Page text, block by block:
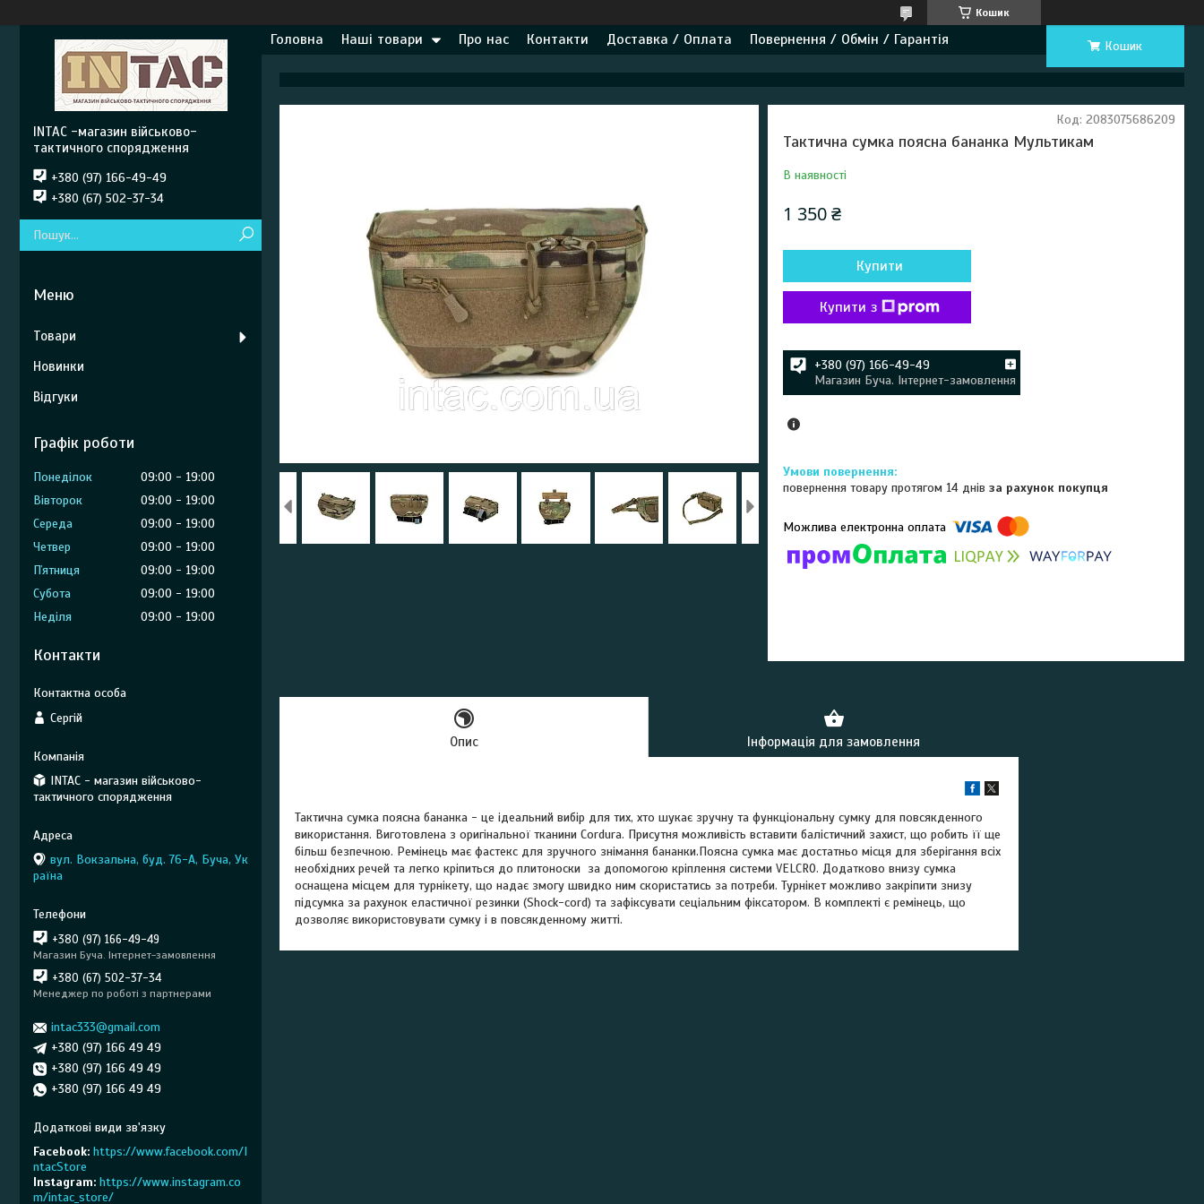
Кошик
Головна Наші товари Про нас Контакти Доставка / Оплата Повернення / Обмін / Гарантія Кошик
Тактична сумка поясна бананка Мультикам
В наявності
Код: 2083075686209
1 350 ₴
Купити
Купити з
+380 (97) 166-49-49
Магазин Буча. Інтернет-замовлення
повернення товару протягом 14 днівза рахунок покупця
Опис Інформація для замовлення
Тактична сумка поясна бананка - це ідеальний вибір для тих, хто шукає зручну та функціональну сумку для повсякденного
використання. Виготовлена з оригінальної тканини Cordura. Присутня можливість вставити балістичний захист, що робить її ще
більш безпечною. Ремінець має фастекс для зручного знімання бананки.Поясна сумка має достатньо місця для зберігання всіх
необхідних речей та легко кріпиться до плитоноски за допомогою кріплення системи VELCRO. Додатково внизу сумка
оснащена місцем для турнікету, що надає змогу швидко ним скористатись за потреби. Турнікет можливо закріпити знизу
підсумка за рахунок еластичної резинки (Shock-cord) та зафіксувати сеціальним фіксатором. В комплекті є ремінець, що
дозволяє використовувати сумку і в повсякденному житті.
INTAC -магазин військово-
тактичного спорядження
+380 (97) 166-49-49
+380 (67) 502-37-34
Товари
Новинки
Відгуки
Графік роботи
Понеділок 09:00
19:00
Вівторок
09:00
19:00
Середа
09:00
19:00
Четвер
09:00
19:00
Пʼятниця
09:00
19:00
Субота
09:00
19:00
Неділя
09:00 19:00
Контакти
Сергій
INTAC - магазин військово-
тактичного спорядження
вул. Вокзальна, буд. 76-А, Буча, Ук
раїна
+380 (97) 166-49-49
Магазин Буча. Інтернет-замовлення
+380 (67) 502-37-34
Менеджер по роботі з партнерами
intac333@gmail.com
+380 (97) 166 49 49
+380 (97) 166 49 49
+380 (97) 166 49 49
Facebook https://www.facebook.com/I
ntacStore
Instagram https://www.instagram.co
m/intac_store/